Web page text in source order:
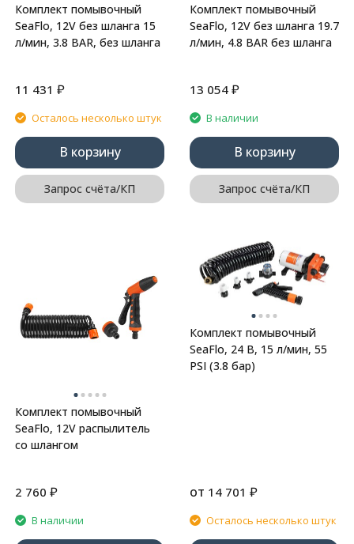
Комплект помывочный
SeaFlo, 12V без шланга 15
л/мин, 3.8 BAR, без шланга
11 431 ₽
Осталось несколько штук
В корзину
Запрос счёта/КП
Комплект помывочный
SeaFlo, 12V без шланга 19.7
л/мин, 4.8 BAR без шланга
13 054 ₽
В наличии
В корзину
Запрос счёта/КП
Комплект помывочный
SeaFlo, 12V распылитель
со шлангом
2 760 ₽
В наличии
Комплект помывочный
SeaFlo, 24 В, 15 л/мин, 55
PSI (3.8 бар)
от 14 701 ₽
Осталось несколько штук